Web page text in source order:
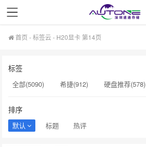
首页 -标签云- H20显卡 第14页
标签
全部(5090) 希捷(912) 硬盘推荐(578)
硬盘采购(474)
希捷硬盘(471)
排序
默认 标题 热评